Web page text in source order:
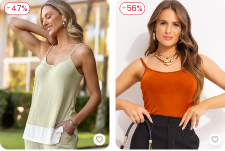
-47%
Quintess - Blusa (Verde Claro)
-56%